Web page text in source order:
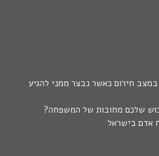
במצב חירום כאשר נבצר ממני להגיע
שלכם מחובות של המשפחה?
אדם בישראל